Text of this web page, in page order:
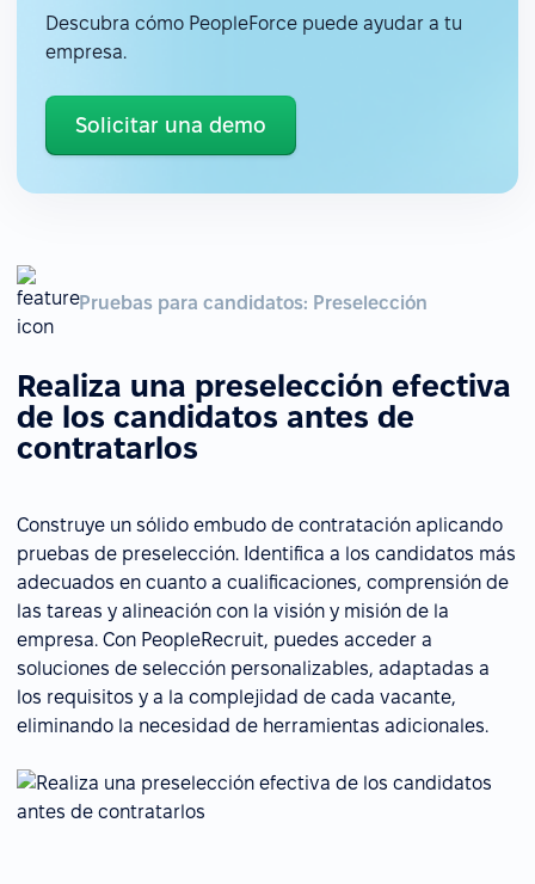
Descubra cómo PeopleForce puede ayudar a tu
empresa.
Solicitar una demo
Pruebas para candidatos: Preselección
Realiza una preselección efectiva
de los candidatos antes de
contratarlos
Construye un sólido embudo de contratación aplicando
pruebas de preselección. Identifica a los candidatos más
adecuados en cuanto a cualificaciones, comprensión de
las tareas y alineación con la visión y misión de la
empresa. Con PeopleRecruit, puedes acceder a
soluciones de selección personalizables, adaptadas a
los requisitos y a la complejidad de cada vacante,
eliminando la necesidad de herramientas adicionales.